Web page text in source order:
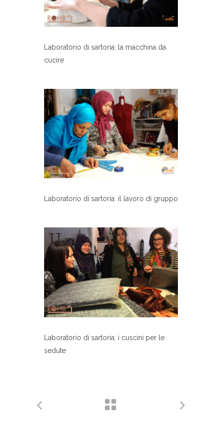
Laboratorio di sartoria: la macchina da
cucire
Laboratorio di sartoria: il lavoro di gruppo
Laboratorio di sartoria: i cuscini per le
sedute